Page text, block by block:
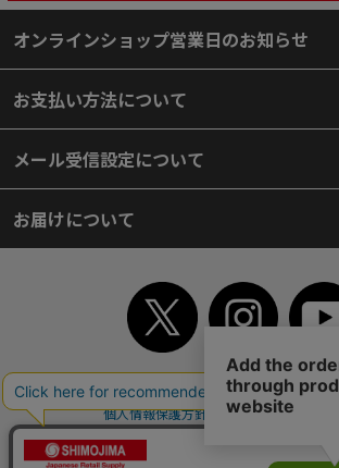
オンラインショップ営業日のお知らせ
お支払い方法について
メール受信設定について
お届けについて
TOP 初めてご利用のお客様へ ご利用案内
個人情報保護方針
特定商取引法
よくあるご質問
お問い合わせ
サイトマップ